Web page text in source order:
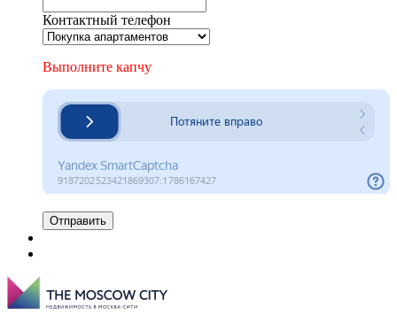
Контактный телефон
Выполните капчу
Отправить